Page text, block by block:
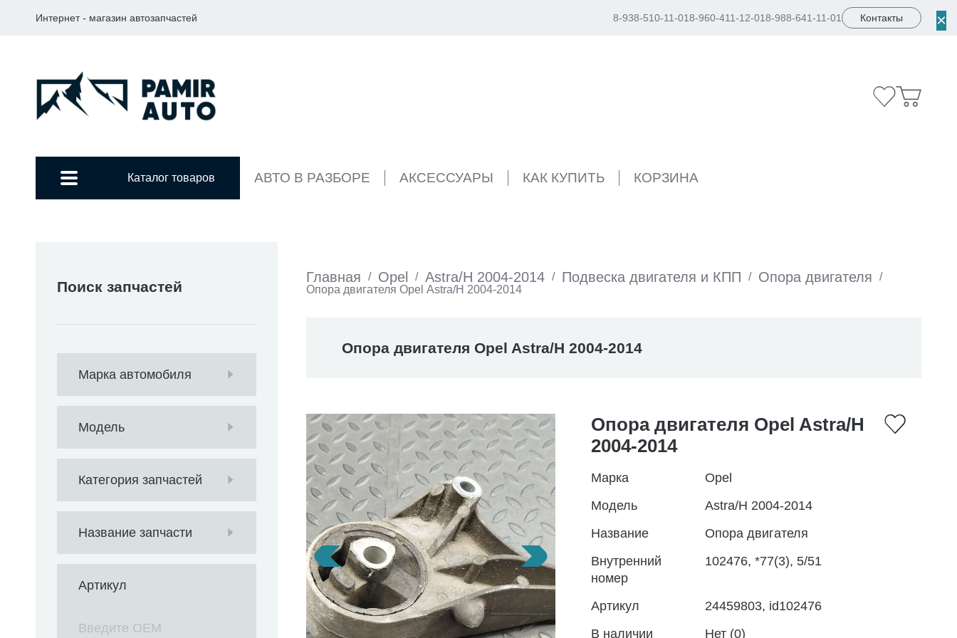
Интернет - магазин автозапчастей 8-938-510-11-018-960-411-12-018-988-641-11-01 Контакты
Каталог товаров АВТО В РАЗБОРЕ АКСЕССУАРЫ КАК КУПИТЬ КОРЗИНА
×
Поиск запчастей
Марка автомобиля
Модель
Категория запчастей
Название запчасти
Артикул
Главная / Opel / Astra/H 2004-2014 / Подвеска двигателя и КПП / Опора двигателя
/
Опора двигателя Opel Astra/H 2004-2014
Опора двигателя Opel Astra/H 2004-2014
Опора двигателя Opel Astra/H
2004-2014
Марка
Opel
Модель
Astra/H 2004-2014
Название
Опора двигателя
Внутренний
номер
102476, *77(3), 5/51
Артикул
24459803, id102476
В наличии
Нет (0)